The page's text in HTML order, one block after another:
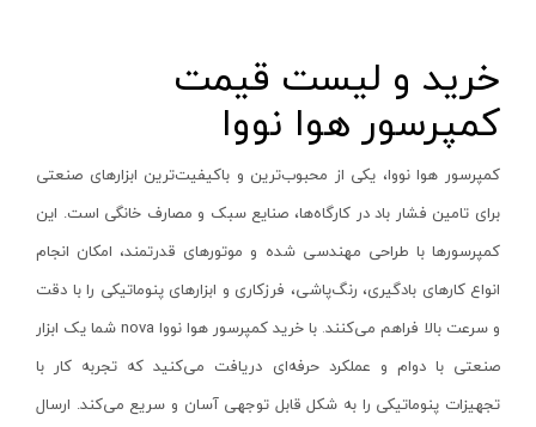
گیج بلوک
میکروسکوپ
ارتفاع سنج
زاویه سنج
فیلر
شعاع سنج
متر دستی
تراز صنعتی
بتا-BETA
رویان-Royan
الکترو جوش-Electro welding
ایزی پاور- EASY POWER
ام ان سی- MNC
آیسان- AYSAN
بی ال ان_BLN
خرید و لیست قیمت
کمپرسور هوا نووا
کمپرسور هوا نووا، یکی از محبوب‌ترین و باکیفیت‌ترین ابزارهای صنعتی
برای تامین فشار باد در کارگاه‌ها، صنایع سبک و مصارف خانگی است. این
کمپرسورها با طراحی مهندسی شده و موتورهای قدرتمند، امکان انجام
انواع کارهای بادگیری، رنگ‌پاشی، فرزکاری و ابزارهای پنوماتیکی را با دقت
و سرعت بالا فراهم می‌کنند.
با خرید کمپرسور هوا نووا nova شما یک ابزار
صنعتی با دوام و عملکرد حرفه‌ای دریافت می‌کنید که تجربه کار با
تجهیزات پنوماتیکی را به شکل قابل توجهی آسان و سریع می‌کند. ارسال